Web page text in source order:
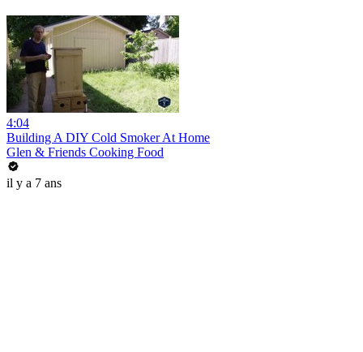
4:04
Building A DIY Cold Smoker At Home
Glen & Friends Cooking Food
il y a 7 ans